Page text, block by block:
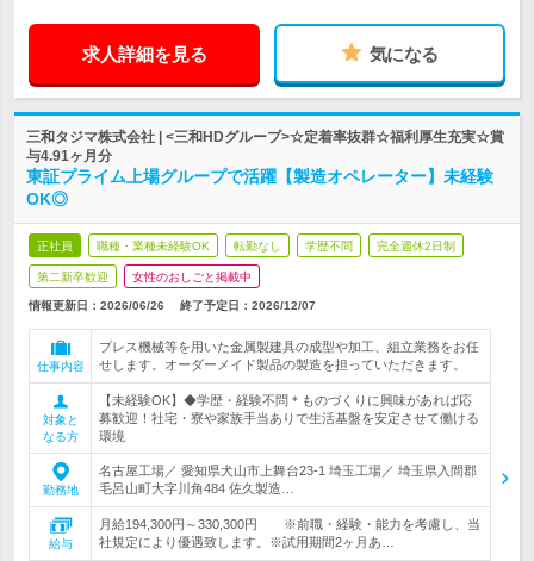
求人詳細を見る 気になる
三和タジマ株式会社 | <三和HDグループ>☆定着率抜群☆福利厚生充実☆賞
与4.91ヶ月分
東証プライム上場グループで活躍【製造オペレーター】未経験
OK◎
正社員 職種・業種未経験OK 転勤なし 学歴不問 完全週休2日制
第二新卒歓迎 女性のおしごと掲載中
情報更新日：2026/06/26 終了予定日： 2026/12/07
仕事内容
プレス機械等を用いた金属製建具の成型や加工、組立業務をお任
せします。オーダーメイド製品の製造を担っていただきます。
対象と
なる方
【未経験OK】◆学歴・経験不問＊ものづくりに興味があれば応
募歓迎！社宅・寮や家族手当ありで生活基盤を安定させて働ける
環境
勤務地
名古屋工場／ 愛知県犬山市上舞台23-1 埼玉工場／ 埼玉県入間郡
毛呂山町大字川角484 佐久製造…
給与
月給194,300円～330,300円 ※前職・経験・能力を考慮し、当
社規定により優遇致します。※試用期間2ヶ月あ…